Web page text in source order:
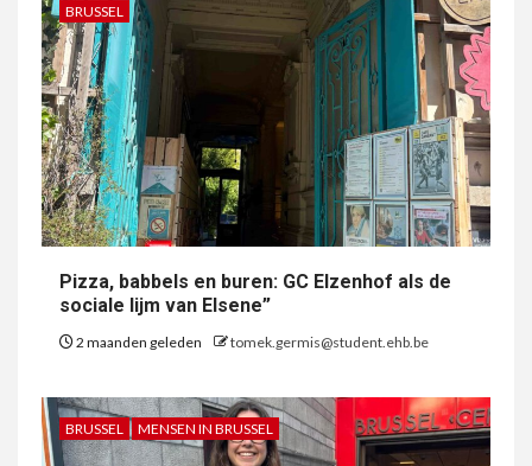
BRUSSEL
Pizza, babbels en buren: GC Elzenhof als de
sociale lijm van Elsene”
2 maanden geleden tomek.germis@student.ehb.be
BRUSSEL MENSEN IN BRUSSEL